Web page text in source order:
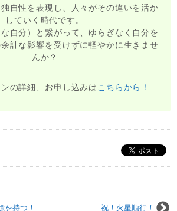
自性を表現し、人々がその違いを活か
していく時代です。
自分）と繋がって、ゆらぎなく自分を
計な影響を受けずに軽やかに生きませ
んか？
の詳細、お申し込みは こちらから！
祝！火星順行！
を持つ！